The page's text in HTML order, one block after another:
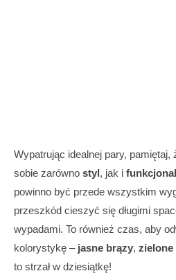
Wypatrując idealnej pary, pamiętaj,
sobie zarówno styl, jak i
powinno być przede wszystkim
przeszkód cieszyć się długimi
wypadami. To również czas, aby
kolorystykę – jasne brązy, zielone
to strzał w dziesiątkę!